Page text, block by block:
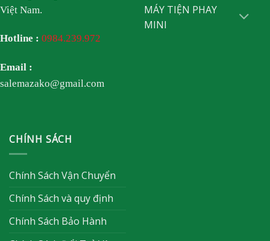
Việt Nam.
Hotline : 0984.239.972
Email :
salemazako@gmail.com
MÁY TIỆN PHAY
MINI
CHÍNH SÁCH
Chính Sách Vận Chuyển
Chính Sách và quy định
Chính Sách Bảo Hành